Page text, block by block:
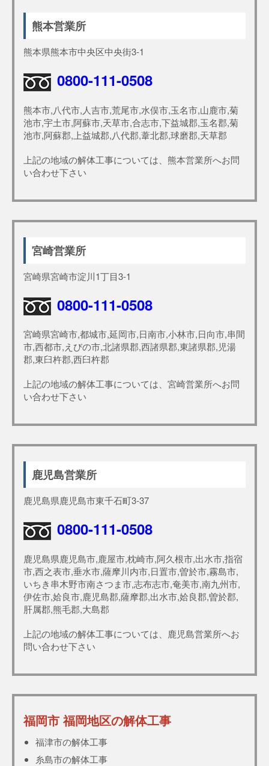
熊本営業所
熊本県熊本市中央区中央街3-1
0800-111-0508
熊本市,八代市,人吉市,荒尾市,水俣市,玉名市,山鹿市,菊
池市,宇土市,阿蘇市,天草市,合志市,下益城郡,玉名郡,菊
池市,阿蘇郡,上益城郡,八代郡,葦北郡,球磨郡,天草郡
上記の地域の解体工事については、熊本営業所へお問
い合わせ下さい
宮崎営業所
宮崎県宮崎市淀川1丁目3-1
0800-111-0508
宮崎県宮崎市,都城市,延岡市,日南市,小林市,日向市,串間
市,西都市,えびの市,北諸県郡,西諸県郡,東諸県郡,児湯
郡,東臼杵郡,西臼杵郡
上記の地域の解体工事については、宮崎営業所へお問
い合わせ下さい
鹿児島営業所
鹿児島県鹿児島市東千石町3-37
0800-111-0508
鹿児島県鹿児島市,鹿屋市,枕崎市,阿久根市,出水市,指宿
市,西之表市,垂水市,薩摩川内市,日置市,曽於市,霧島市,
いちき串木野市南さつま市,志布志市,奄美市,南九州市,
伊佐市,姶良市,鹿児島郡,薩摩郡,出水市,姶良郡,曽於郡,
肝属郡,熊毛郡,大島郡
上記の地域の解体工事については、鹿児島営業所へお
問い合わせ下さい
福岡市 福岡地区の解体工事
福津市の解体工事
糸島市の解体工事